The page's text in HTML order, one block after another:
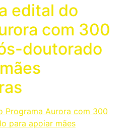
edital do
com 300
doutorado